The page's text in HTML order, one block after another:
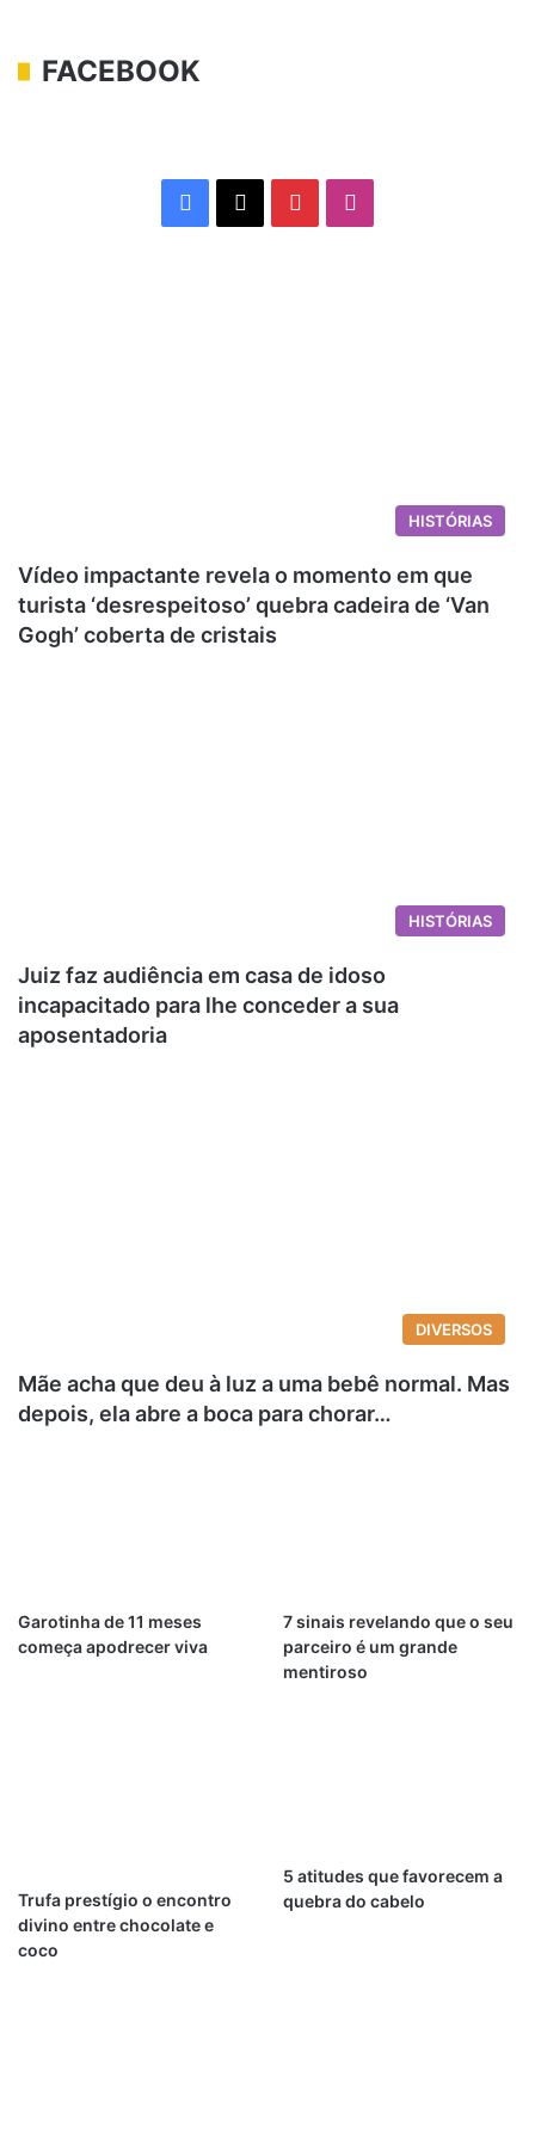
FACEBOOK
Facebook
X Pinterest
HISTÓRIAS
Vídeo impactante revela o momento em que
turista ‘desrespeitoso’ quebra cadeira de ‘Van
Gogh’ coberta de cristais
HISTÓRIAS
Juiz faz audiência em casa de idoso
incapacitado para lhe conceder a sua
aposentadoria
DIVERSOS
Mãe acha que deu à luz a uma bebê normal. Mas
depois, ela abre a boca para chorar…
Garotinha de 11 meses
começa apodrecer viva
7 sinais revelando que o seu
parceiro é um grande
mentiroso
Trufa prestígio o encontro
divino entre chocolate e
coco
5 atitudes que favorecem a
quebra do cabelo